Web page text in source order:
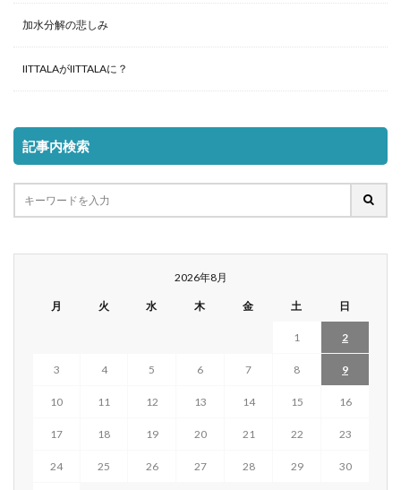
加水分解の悲しみ
IITTALAがIITTALAに？
記事内検索
2026年8月
月 火 水 木 金 土 日
1 2
3 4 5 6 7 8 9
10 11 12 13 14 15 16
17 18 19 20 21 22 23
24 25 26 27 28 29 30